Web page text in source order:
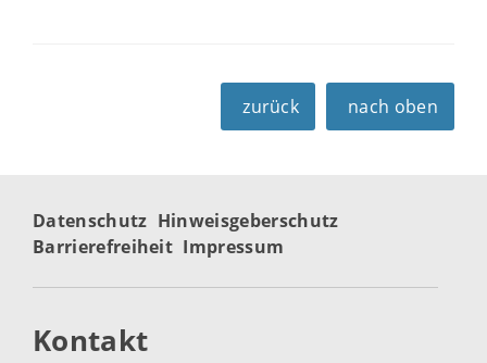
zurück nach oben
Datenschutz Hinweisgeberschutz
Barrierefreiheit Impressum
Kontakt